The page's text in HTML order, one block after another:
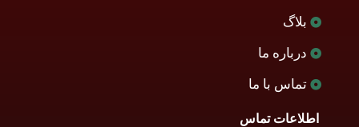
بلاگ
درباره ما
تماس با ما
اطلاعات تماس